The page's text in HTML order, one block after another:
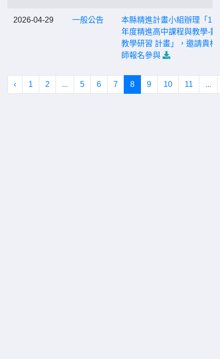
2026-04-29 一般公告
本縣精進計畫小組辦理「
年度精進高中課程與教學-數
教學研習 計畫」，邀請貴校
師報名參與
‹ 1 2 ... 5 6 7 8 9 10 11 ...